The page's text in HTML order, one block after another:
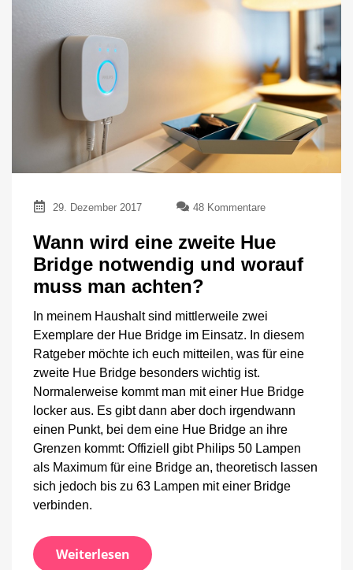
29. Dezember 2017 48 Kommentarezu
wird
eine
zweite
notwendig
worauf
muss
achten?
Wann wird eine zweite Hue
Bridge notwendig und worauf
muss man achten?
In meinem Haushalt sind mittlerweile zwei
Exemplare der Hue Bridge im Einsatz. In diesem
Ratgeber möchte ich euch mitteilen, was für eine
zweite Hue Bridge besonders wichtig ist.
Normalerweise kommt man mit einer Hue Bridge
locker aus. Es gibt dann aber doch irgendwann
einen Punkt, bei dem eine Hue Bridge an ihre
Grenzen kommt: Offiziell gibt Philips 50 Lampen
als Maximum für eine Bridge an, theoretisch lassen
sich jedoch bis zu 63 Lampen mit einer Bridge
verbinden.
Weiterlesen